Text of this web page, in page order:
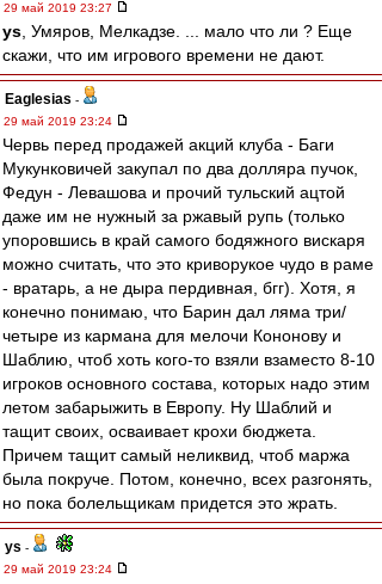
29 май 2019 23:27
ys , Умяров, Мелкадзе. ... мало что ли ? Еще
скажи, что им игрового времени не дают.
Eaglesias -
29 май 2019 23:24
Червь перед продажей акций клуба - Баги
Мукунковичей закупал по два долляра пучок,
Федун - Левашова и прочий тульский ацтой
даже им не нужный за ржавый рупь (только
упоровшись в край самого бодяжного вискаря
можно считать, что это криворукое чудо в раме
- вратарь, а не дыра пердивная, бгг). Хотя, я
конечно понимаю, что Барин дал ляма три/
четыре из кармана для мелочи Кононову и
Шаблию, чтоб хоть кого-то взяли взаместо 8-10
игроков основного состава, которых надо этим
летом забарыжить в Европу. Ну Шаблий и
тащит своих, осваивает крохи бюджета.
Причем тащит самый неликвид, чтоб маржа
была покруче. Потом, конечно, всех разгонять,
но пока болельщикам придется это жрать.
ys -
29 май 2019 23:24